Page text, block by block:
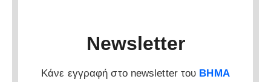
Newsletter
Κάνε εγγραφή στο newsletter του ΒΗΜΑ